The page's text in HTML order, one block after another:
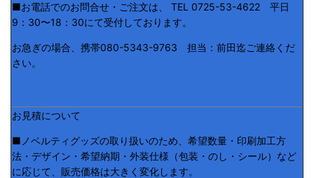
■お電話でのお問合せ・ご注文は、 TEL 0725-53-4622 平日
9：30〜18：30にて受付しております。
お急ぎの場合、携帯080-5343-9763 担当：前田迄ご連絡くだ
さい。
お見積について
■ノベルティグッズの取り扱いのため、希望数量・印刷加工方
法・デザイン・希望納期・外装仕様（包装・のし・シール）など
に応じて、販売価格は大きく変化します。